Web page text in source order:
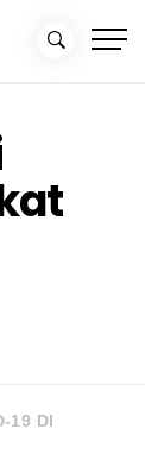
19 DI